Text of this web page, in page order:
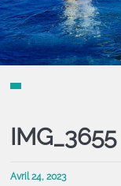
IMG_3655
Avril 24, 2023